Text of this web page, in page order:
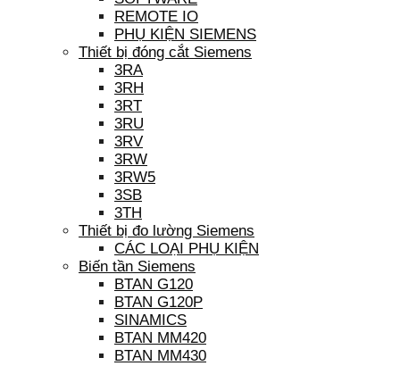
REMOTE IO
PHỤ KIỆN SIEMENS
Thiết bị đóng cắt Siemens
3RA
3RH
3RT
3RU
3RV
3RW
3RW5
3SB
3TH
Thiết bị đo lường Siemens
CÁC LOẠI PHỤ KIỆN
Biến tần Siemens
BTAN G120
BTAN G120P
SINAMICS
BTAN MM420
BTAN MM430